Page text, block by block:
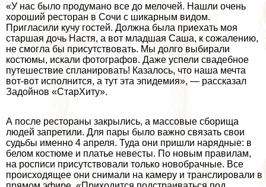
«У нас было продумано все до мелочей. Нашли очень
хороший ресторан в Сочи с шикарным видом.
Пригласили кучу гостей. Должна была приехать моя
старшая дочь Настя, а вот младшая Саша, к сожалению,
не смогла бы присутствовать. Мы долго выбирали
костюмы, искали фотографов. Даже успели свадебное
путешествие спланировать! Казалось, что наша мечта
вот-вот исполнится, а тут эта эпидемия», — рассказал
Задойнов «СтарХиту».
А после рестораны закрылись, а массовые сборища
людей запретили. Для пары было важно связать свои
судьбы именно 4 апреля. Туда они пришли нарядные: в
белом костюме и платье невесты. По новым правилам,
на росписи присутствовали только новобрачные. Все
происходящее они снимали на камеру и трaнcлировали в